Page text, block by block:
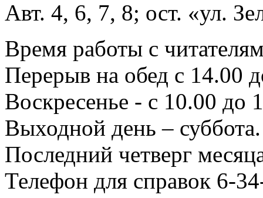
Авт. 4, 6, 7, 8; ост. «ул.
Время работы с
Перерыв на обед с 14.00
Воскресенье - с 10.00 до
Выходной день – суббота.
Последний четверг
Телефон для справок 6-